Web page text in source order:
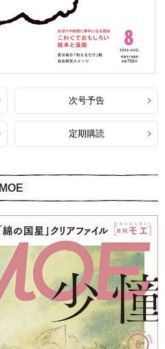
次号予告
定期購読
MOE